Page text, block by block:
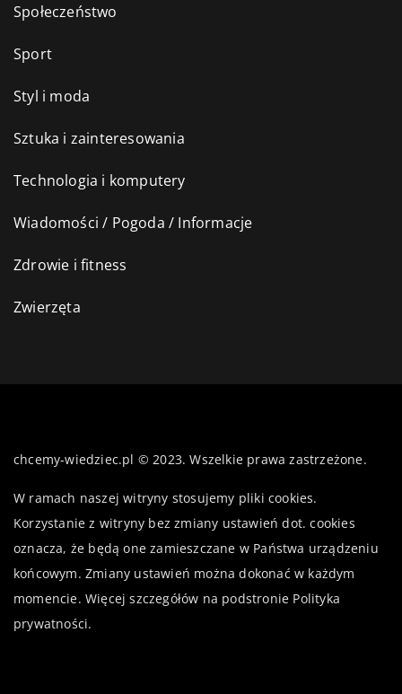
Społeczeństwo
Sport
Styl i moda
Sztuka i zainteresowania
Technologia i komputery
Wiadomości / Pogoda / Informacje
Zdrowie i fitness
Zwierzęta
chcemy-wiedziec.pl © 2023. Wszelkie prawa zastrzeżone.
W ramach naszej witryny stosujemy pliki cookies.
Korzystanie z witryny bez zmiany ustawień dot. cookies
oznacza, że będą one zamieszczane w Państwa urządzeniu
końcowym. Zmiany ustawień można dokonać w każdym
momencie. Więcej szczegółów na podstronie Polityka
prywatności.